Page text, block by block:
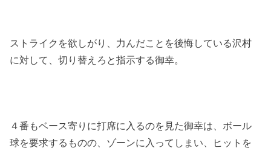
ストライクを欲しがり、力んだことを後悔している沢村
に対して、切り替えろと指示する御幸。
４番もベース寄りに打席に入るのを見た御幸は、ボール
球を要求するものの、ゾーンに入ってしまい、ヒットを